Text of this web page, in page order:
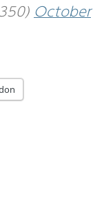
October